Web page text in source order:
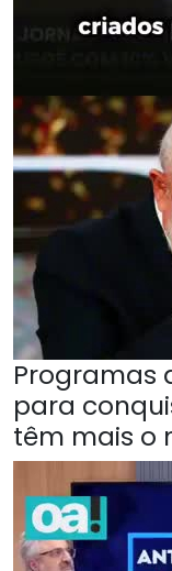
Programas
para
têm mais o